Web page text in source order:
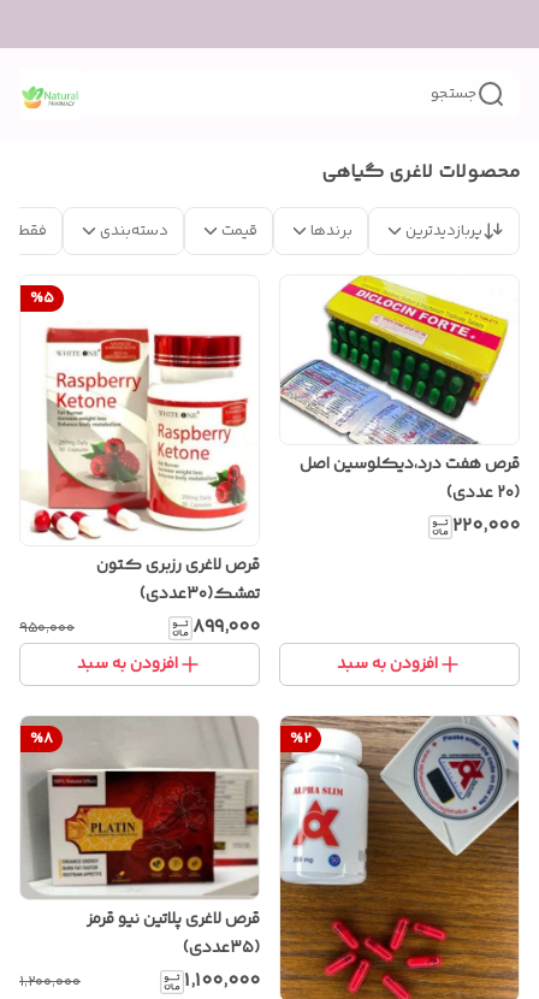
جستجو
محصولات لاغری گیاهی
پربازدیدترین برندها قیمت دسته‌بندی فقط
قرص هفت درد،دیکلوسین اصل
(۲۰ عددی)
۲۲۰٬۰۰۰
افزودن به سبد
%5
قرص لاغری رزبری کتون
تمشک(۳۰عددی)
۸۹۹٬۰۰۰ ۹۵۰٬۰۰۰
افزودن به سبد
%2
%8
قرص لاغری پلاتین نیو قرمز
(۳۵عددی)
۱٬۱۰۰٬۰۰۰ ۱٬۲۰۰٬۰۰۰